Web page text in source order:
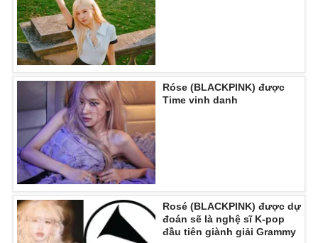
® Cấm sao chép dưới mọi hình thức nếu không có sự chấp
thuận bằng văn bản. Ghi rõ nguồn VTV.vn khi phát hành lại
thông tin từ website này.
Róse (BLACKPINK) được
Time vinh danh
Rosé (BLACKPINK) được dự
đoán sẽ là nghệ sĩ K-pop
đầu tiên giành giải Grammy